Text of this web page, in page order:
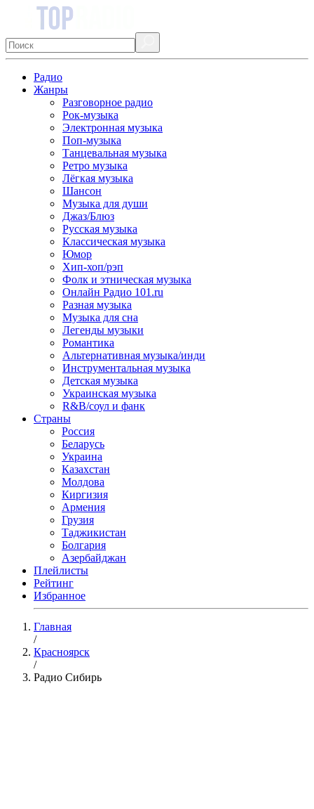
Радио
Жанры
Разговорное радио
Рок-музыка
Электронная музыка
Поп-музыка
Танцевальная музыка
Ретро музыка
Лёгкая музыка
Шансон
Музыка для души
Джаз/Блюз
Русская музыка
Классическая музыка
Юмор
Хип-хоп/рэп
Фолк и этническая музыка
Онлайн Радио 101.ru
Разная музыка
Музыка для сна
Легенды музыки
Романтика
Альтернативная музыка/инди
Инструментальная музыка
Детская музыка
Украинская музыка
R&B/cоул и фанк
Страны
Россия
Беларусь
Украина
Казахстан
Молдова
Киргизия
Армения
Грузия
Таджикистан
Болгария
Азербайджан
Плейлисты
Рейтинг
Избранное
Главная
/
Красноярск
/
Радио Сибирь